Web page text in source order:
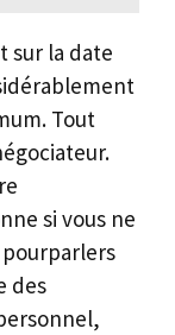
sur la date
Tout
si vous ne
pourparlers
des